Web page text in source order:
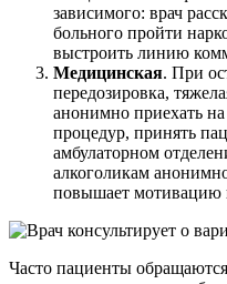
зависимого: врач
больного пройти
выстроить линию
Медицинская. При
передозировка,
анонимно приехать
процедур, принять
амбулаторном
алкоголикам
повышает мотивацию
Часто пациенты